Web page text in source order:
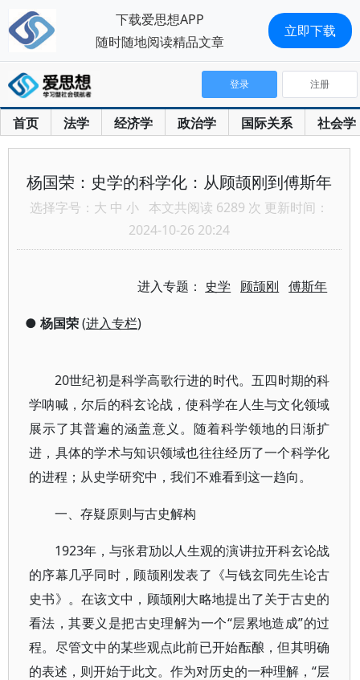
首页 法学 经济学 政治学 国际关系 社会学
登录 注册
杨国荣：史学的科学化：从顾颉刚到傅斯年
选择字号： 大 中 小 本文共阅读 6289 次 更新时间：
2024-10-26 20:24
进入专题： 史学 顾颉刚 傅斯年
● 杨国荣(进入专栏)
20世纪初是科学高歌行进的时代。五四时期的科
学呐喊，尔后的科玄论战，使科学在人生与文化领域
展示了其普遍的涵盖意义。随着科学领地的日渐扩
进，具体的学术与知识领域也往往经历了一个科学化
的进程；从史学研究中，我们不难看到这一趋向。
一、存疑原则与古史解构
1923年，与张君劢以人生观的演讲拉开科玄论战
的序幕几乎同时，顾颉刚发表了《与钱玄同先生论古
史书》。在该文中，顾颉刚大略地提出了关于古史的
看法，其要义是把古史理解为一个“层累地造成”的过
程。尽管文中的某些观点此前已开始酝酿，但其明确
的表述，则开始于此文。作为对历史的一种理解，“层
下载爱思想APP
随时随地阅读精品文章
立即下载